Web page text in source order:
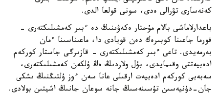
كەنەسارى تۋرالى ەدى، سونى قولعا الدى.
باعدارلاماشى بالام مۇحتار ەكەۋىنىڭ دە ءبىر كەمشىلىكتەرى -
فورما جاعىنا كوبىرەك دەن قويادى دا، ماعىناسىنا ءمان
بەرمەيدى. تاعى ءبىر كەمشىلىكتەرى - قازىرگى جاستار كوركەم
ادەبيەتتى وقىمايدى، بۇل ولاردىڭ ەڭ ۇلكەن كەمشىلىكتەرى،
سەبەبى كوركەم ادەبيەت ارقىلى عانا سەن ءوز ۇلتىڭنىڭ ىشكى
جان-دۇنيەسىن تۇسىنەسىڭ جانە سوعان جانىڭ اشيتىن بولادى.